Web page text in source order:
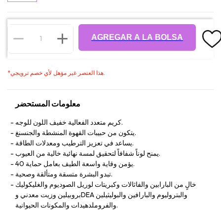
AGREGAR A LA BOLSA
* هذا العنصر غير مؤهل لأي خصم ترويجي.
معلومات المستحضر
كريم متعدد الفعالية خفيف اللون للوجه.
يتكون من حبيبات القهوة المنشطة والجنسنغ.
يساعد في تعزيز الترطيب ومعدلات الطاقة.
يمنح لوناً شفافاً لتحقيق لمسة نهائية خالية من العيوب.
يؤمن وقاية واسعة الطيف بعامل حماية 40.
تبدو البشرة متسقة ومتألقة وصحية.
خالٍ من البارابين والفاثالات وكبريتات لوريل الصوديوم والغليكوليك
بروبيلين وزيت معدني وDEA والبتروليوم والبارافين والبوليثيلين
والفروملدهيدات والمكونات الحيوانية.